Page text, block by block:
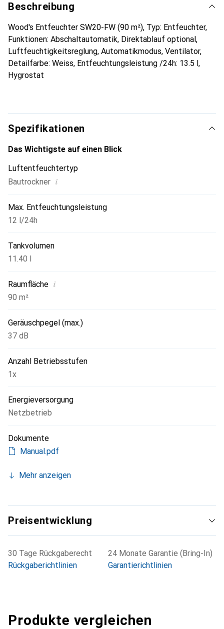
Beschreibung
Wood's Entfeuchter SW20-FW (90 m²), Typ: Entfeuchter,
Funktionen: Abschaltautomatik, Direktablauf optional,
Luftfeuchtigkeitsreglung, Automatikmodus, Ventilator,
Detailfarbe: Weiss, Entfeuchtungsleistung /24h: 13.5 l,
Hygrostat
Spezifikationen
Das Wichtigste auf einen Blick
Luftentfeuchtertyp
Bautrockner i
Max. Entfeuchtungsleistung
12 l/24h
Tankvolumen
11.40 l
Raumfläche i
90 m²
Geräuschpegel (max.)
37 dB
Anzahl Betriebsstufen
1x
Energieversorgung
Netzbetrieb
Dokumente
Manual.pdf
Mehr anzeigen
Preisentwicklung
30 Tage Rückgaberecht
Rückgaberichtlinien
24 Monate Garantie (Bring-In)
Garantierichtlinien
Produkte vergleichen